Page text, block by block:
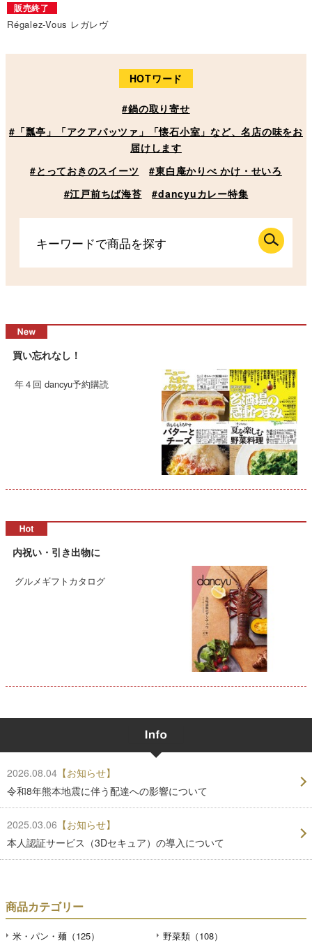
販売終了
Régalez-Vous レガレヴ
HOTワード
#鍋の取り寄せ
#「瓢亭」「アクアパッツァ」「懐石小室」など、名店の味をお
届けします
#とっておきのスイーツ
#東白庵かりべ かけ・せいろ
#江戸前ちば海苔
#dancyuカレー特集
買い忘れなし！
年４回 dancyu予約購読
内祝い・引き出物に
グルメギフトカタログ
2026.08.04 【お知らせ】
令和8年熊本地震に伴う配達への影響について
2025.03.06 【お知らせ】
本人認証サービス（3Dセキュア）の導入について
商品カテゴリー
米・パン・麺（125） 野菜類（108）